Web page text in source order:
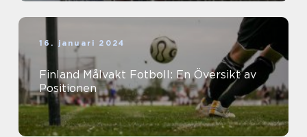
16. januari 2024
Finland Målvakt Fotboll: En Översikt av
Positionen